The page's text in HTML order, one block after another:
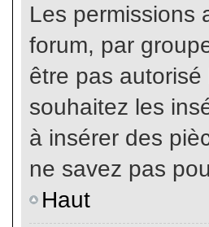
Les permissions
forum, par
être pas
souhaitez les
à insérer des
ne savez pas
Haut